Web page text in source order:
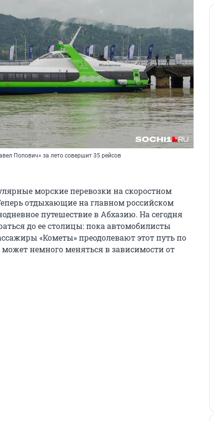
Попович» за лето совершит 35 рейсов
морские перевозки на скоростном
отдыхающие на главном российском
путешествие в Абхазию. На сегодня
до ее столицы: пока автомобилисты
«Кометы» преодолевают этот путь по
немного меняться в зависимости от